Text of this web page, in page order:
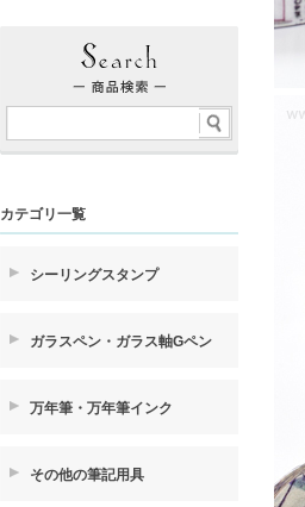
カテゴリ一覧
シーリングスタンプ
ガラスペン・ガラス軸Gペン
万年筆・万年筆インク
その他の筆記用具